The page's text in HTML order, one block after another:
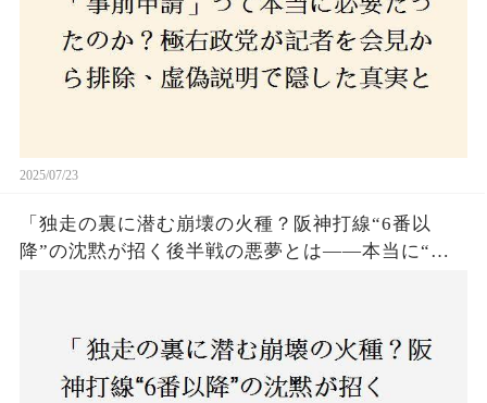
2025/07/23
「独走の裏に潜む崩壊の火種？阪神打線“6番以
降”の沈黙が招く後半戦の悪夢とは——本当に“強